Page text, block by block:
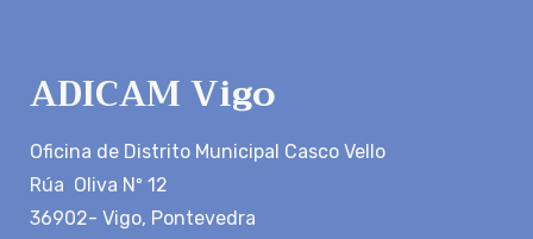
ADICAM Vigo
Oficina de Distrito Municipal Casco Vello
Rúa Oliva Nº 12
36902- Vigo, Pontevedra